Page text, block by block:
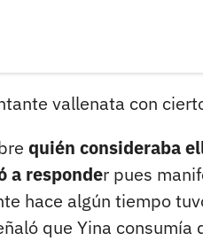
vallenata con
quién consideraba
a responder pues
hace algún tiempo
que Yina consumía